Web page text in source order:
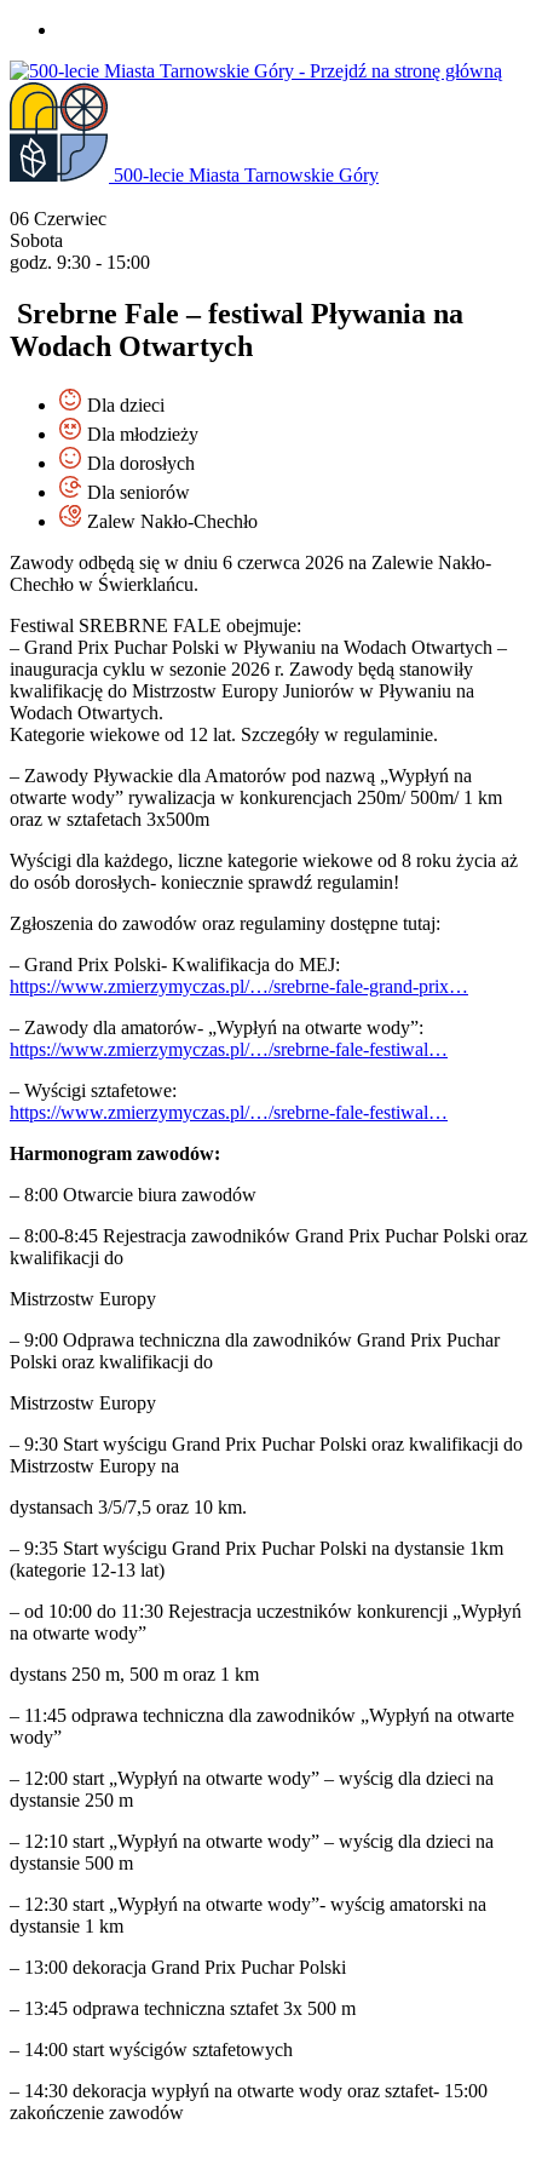
treści
500-lecie Miasta Tarnowskie Góry
06 Czerwiec
Sobota
godz. 9:30 - 15:00
Srebrne Fale – festiwal Pływania na
Wodach Otwartych
Dla dzieci
Dla młodzieży
Dla dorosłych
Dla seniorów
Zalew Nakło-Chechło
Zawody odbędą się w dniu 6 czerwca 2026 na Zalewie Nakło-
Chechło w Świerklańcu.
Festiwal SREBRNE FALE obejmuje:
– Grand Prix Puchar Polski w Pływaniu na Wodach Otwartych –
inauguracja cyklu w sezonie 2026 r. Zawody będą stanowiły
kwalifikację do Mistrzostw Europy Juniorów w Pływaniu na
Wodach Otwartych.
Kategorie wiekowe od 12 lat. Szczegóły w regulaminie.
– Zawody Pływackie dla Amatorów pod nazwą „Wypłyń na
otwarte wody” rywalizacja w konkurencjach 250m/ 500m/ 1 km
oraz w sztafetach 3x500m
Wyścigi dla każdego, liczne kategorie wiekowe od 8 roku życia aż
do osób dorosłych- koniecznie sprawdź regulamin!
Zgłoszenia do zawodów oraz regulaminy dostępne tutaj:
– Grand Prix Polski- Kwalifikacja do MEJ:
https://www.zmierzymyczas.pl/…/srebrne-fale-grand-prix…
– Zawody dla amatorów- „Wypłyń na otwarte wody”:
https://www.zmierzymyczas.pl/…/srebrne-fale-festiwal…
– Wyścigi sztafetowe:
https://www.zmierzymyczas.pl/…/srebrne-fale-festiwal…
Harmonogram zawodów:
– 8:00 Otwarcie biura zawodów
– 8:00-8:45 Rejestracja zawodników Grand Prix Puchar Polski oraz
kwalifikacji do
Mistrzostw Europy
– 9:00 Odprawa techniczna dla zawodników Grand Prix Puchar
Polski oraz kwalifikacji do
Mistrzostw Europy
– 9:30 Start wyścigu Grand Prix Puchar Polski oraz kwalifikacji do
Mistrzostw Europy na
dystansach 3/5/7,5 oraz 10 km.
– 9:35 Start wyścigu Grand Prix Puchar Polski na dystansie 1km
(kategorie 12-13 lat)
– od 10:00 do 11:30 Rejestracja uczestników konkurencji „Wypłyń
na otwarte wody”
dystans 250 m, 500 m oraz 1 km
– 11:45 odprawa techniczna dla zawodników „Wypłyń na otwarte
wody”
– 12:00 start „Wypłyń na otwarte wody” – wyścig dla dzieci na
dystansie 250 m
– 12:10 start „Wypłyń na otwarte wody” – wyścig dla dzieci na
dystansie 500 m
– 12:30 start „Wypłyń na otwarte wody”- wyścig amatorski na
dystansie 1 km
– 13:00 dekoracja Grand Prix Puchar Polski
– 13:45 odprawa techniczna sztafet 3x 500 m
– 14:00 start wyścigów sztafetowych
– 14:30 dekoracja wypłyń na otwarte wody oraz sztafet- 15:00
zakończenie zawodów